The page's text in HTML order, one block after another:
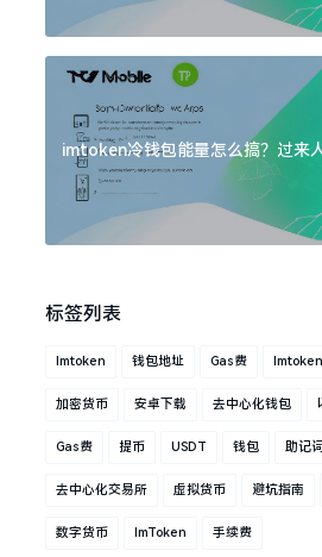
imtoken冷钱包能量怎么搞？过来
标签列表
Imtoken 钱包地址 Gas费
加密货币 安卓下载 去中心化钱包
Gas费 提币 USDT 钱包 助记词
去中心化交易所 虚拟货币 避坑指南
数字货币 ImToken 手续费